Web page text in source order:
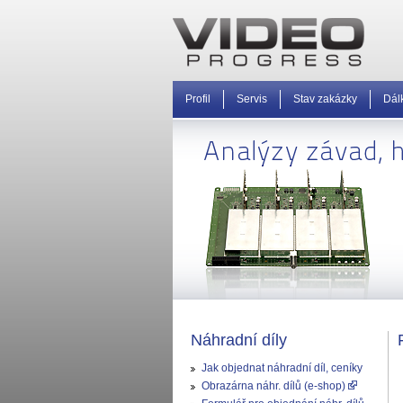
Profil Servis Stav zakázky
Náhradní díly
Jak objednat náhradní díl, ceníky
Obrazárna náhr. dílů (e-shop)